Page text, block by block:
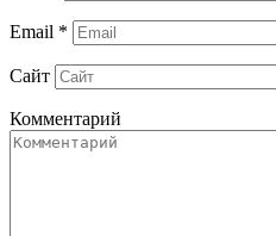
Email *
Сайт
Комментарий